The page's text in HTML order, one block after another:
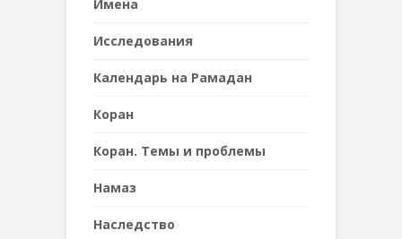
Имена
Исследования
Календарь на Рамадан
Коран
Коран. Темы и проблемы
Намаз
Наследствo